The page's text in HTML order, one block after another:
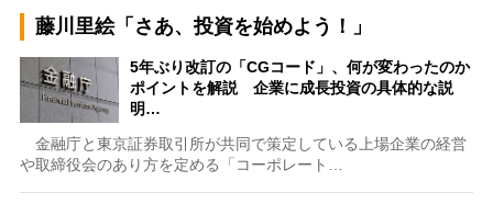
藤川里絵「さあ、投資を始めよう！」
5年ぶり改訂の「CGコード」、何が変わったのか
ポイントを解説 企業に成長投資の具体的な説
明…
金融庁と東京証券取引所が共同で策定している上場企業の経営
や取締役会のあり方を定める「コーポレート…